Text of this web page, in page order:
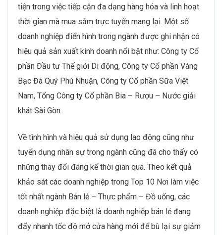
tiện trong việc tiếp cận đa dạng hàng hóa và linh hoạt
thời gian mà mua sắm trực tuyến mang lại. Một số
doanh nghiệp điển hình trong ngành được ghi nhận có
hiệu quả sản xuất kinh doanh nổi bật như: Công ty Cổ
phần Đầu tư Thế giới Di động, Công ty Cổ phần Vàng
Bạc Đá Quý Phú Nhuận, Công ty Cổ phần Sữa Việt
Nam, Tổng Công ty Cổ phần Bia – Rượu – Nước giải
khát Sài Gòn.
Về tình hình và hiệu quả sử dụng lao động cũng như
tuyển dụng nhân sự trong ngành cũng đã cho thấy có
những thay đổi đáng kể thời gian qua. Theo kết quả
khảo sát các doanh nghiệp trong Top 10 Nơi làm việc
tốt nhất ngành Bán lẻ – Thực phẩm – Đồ uống, các
doanh nghiệp đặc biệt là doanh nghiệp bán lẻ đang
đẩy nhanh tốc độ mở cửa hàng mới để bù lại sự giảm